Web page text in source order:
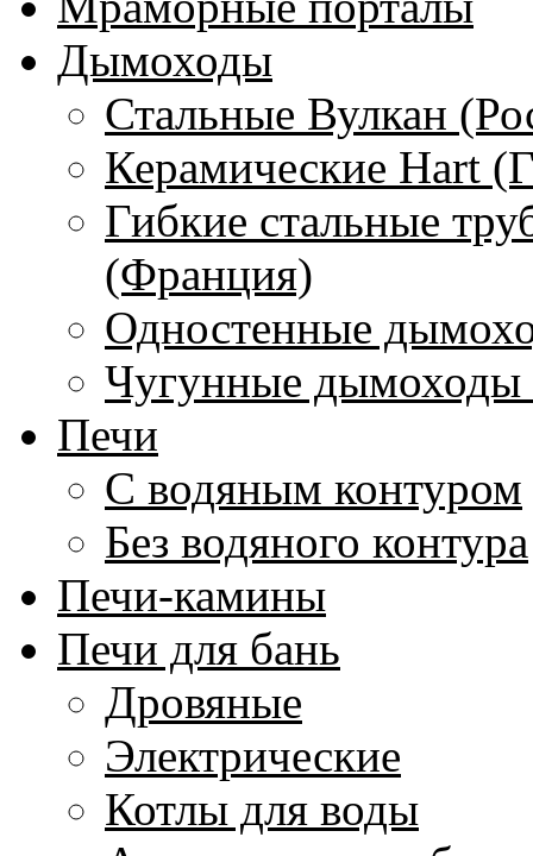
Дымоходы
Стальные Вулкан
Керамические Hart
Гибкие стальные
(Франция)
Одностенные
Чугунные
Печи
С водяным контуром
Без водяного контура
Печи-камины
Печи для бань
Дровяные
Электрические
Котлы для воды